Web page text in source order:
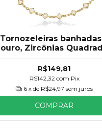
Tornozeleiras
ouro, Zircônias
R$149,81
R$142,32 com Pix
6 x de R$24,97 sem juros
COMPRAR